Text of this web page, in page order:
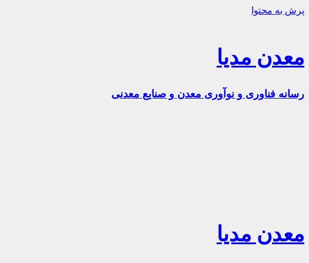
پرش به محتوا
معدن مدیا
رسانه فناوری و نوآوری معدن و صنایع معدنی
معدن مدیا